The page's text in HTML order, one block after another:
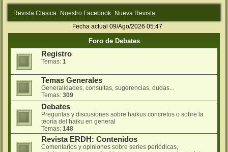
u
Revista Clasica Nuestro Facebook Nueva Revista
Fecha actual 09/Ago/2026 05:47
Foro de Debates
Registro
Temas: 1
Temas Generales
Generalidades, consultas, sugerencias, dudas...
Temas: 309
Debates
Preguntas y discusiones sobre haikus concretos o sobre la
teorí­a del haiku en general
Temas: 148
Revista ERDH: Contenidos
Comentarios y opiniones sobre series periódicas,